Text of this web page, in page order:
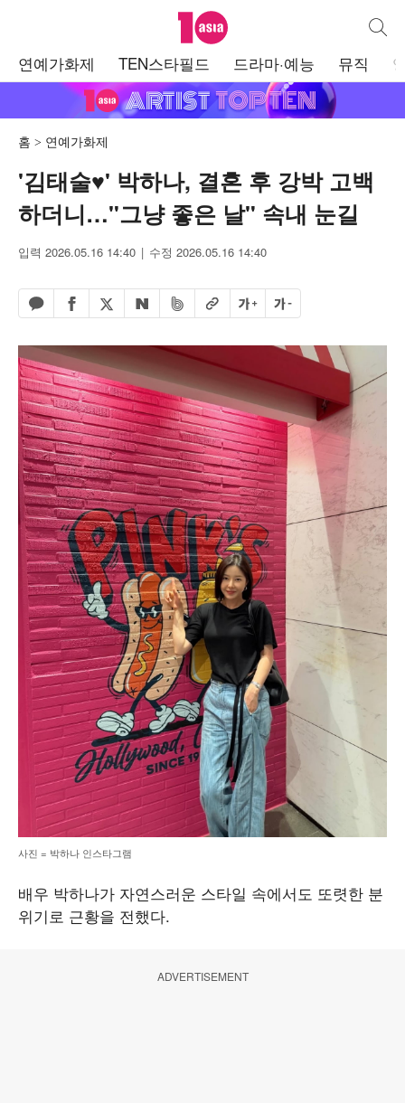
텐아시아 통합
연예가화제 TEN스타필드 드라마·예능 뮤직
홈 연예가화제
'김태술♥' 박하나, 결혼 후 강박 고백
하더니…"그냥 좋은 날" 속내 눈길
입력 2026.05.16 14:40 수정 2026.05.16 14:40
카카오톡 공유하기
페이스북 공유하기
엑스 공유하기
네이버 공유하기
밴드 공유하기
URL복사글자 크게글자 작게
사진 = 박하나 인스타그램
배우 박하나가 자연스러운 스타일 속에서도 또렷한 분
위기로 근황을 전했다.
ADVERTISEMENT